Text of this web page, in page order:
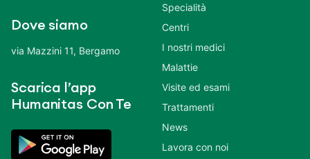
Dove siamo
via Mazzini 11, Bergamo
Scarica l’app
Humanitas Con Te
Specialità
Centri
I nostri medici
Malattie
Visite ed esami
Trattamenti
News
Lavora con noi